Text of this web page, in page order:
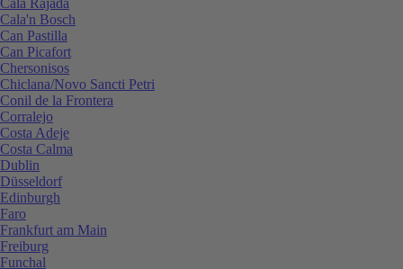
Cala'n Bosch
Can Pastilla
Can Picafort
Chersonisos
Chiclana/Novo Sancti Petri
Conil de la Frontera
Corralejo
Costa Adeje
Costa Calma
Dublin
Düsseldorf
Edinburgh
Faro
Frankfurt am Main
Freiburg
Funchal